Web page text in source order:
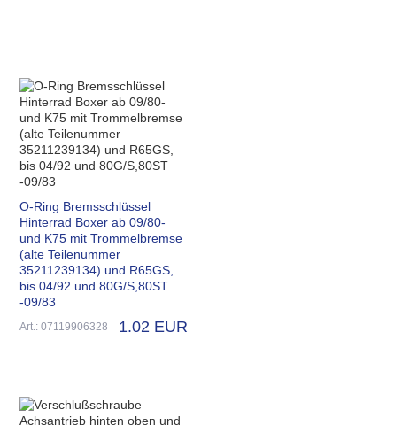
O-Ring Bremsschlüssel
Hinterrad Boxer ab 09/80-
und K75 mit Trommelbremse
(alte Teilenummer
35211239134) und R65GS,
bis 04/92 und 80G/S,80ST
-09/83
Art.: 07119906328 1.02 EUR